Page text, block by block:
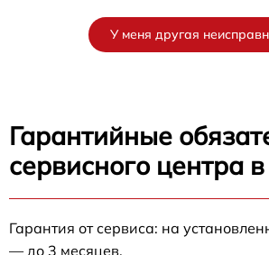
У меня другая
Гарантийные
сервисного центра
Гарантия от сервиса: на
— до 3 месяцев.